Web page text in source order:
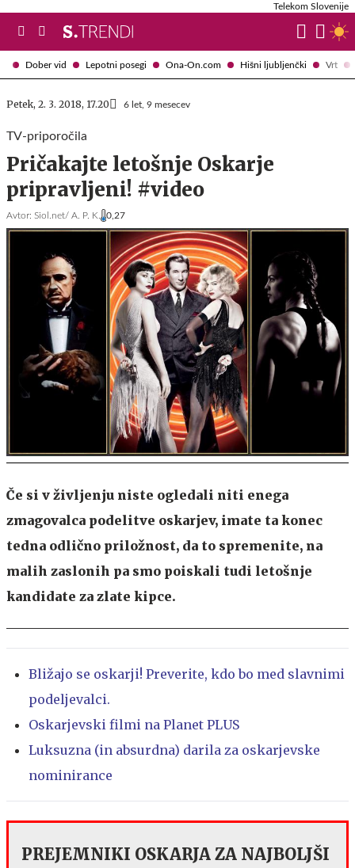
Dober vid Lepotni posegi Ona-On.com Hišni ljubljenčki Vrt
Telekom Slovenije
Petek, 2. 3. 2018, 17.20 6 let, 9 mesecev
TV-priporočila
Pričakajte letošnje Oskarje
pripravljeni! #video
Avtor: Siol.net/ A. P. K. 0,27
Če si v življenju niste ogledali niti enega
zmagovalca podelitve oskarjev, imate ta konec
tedna odlično priložnost, da to spremenite, na
malih zaslonih pa smo poiskali tudi letošnje
kandidate za zlate kipce.
Bližajo se oskarji! Preverite, kdo bo med slavnimi
podeljevalci.
Oskarjevski filmi na Planet PLUS
Luksuzna (in absurdna) darila za oskarjevske
nominirance
PREJEMNIKI OSKARJA ZA NAJBOLJŠI